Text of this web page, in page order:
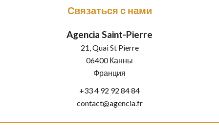
Связаться с нами
Agencia Saint-Pierre
21, Quai St Pierre
06400Канны
Франция
+33 4 92 92 84 84
contact@agencia.fr